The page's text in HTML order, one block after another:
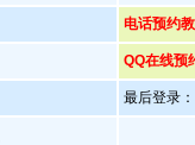
电话预约
QQ在线预
最后登录